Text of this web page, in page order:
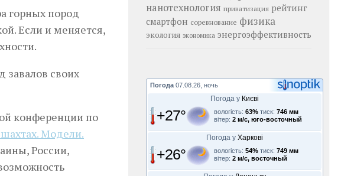
горных пород
Если и меняется,
конференции по
Модели.
России,
нанотехнология приватизация рейтинг
смартфон соревнование физика
экология экономика энергоэффективность
Погода 07.08.26, ночь
Погода у Києві
+27° вологість: 63% тиск: 746 мм
вітер: 2 м/с, юго-восточный
Погода у Харкові
+26° вологість: 54% тиск: 749 мм
вітер: 2 м/с, восточный